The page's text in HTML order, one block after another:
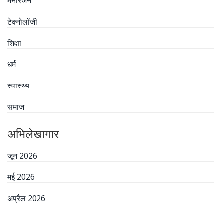
टेक्नोलॉजी
शिक्षा
धर्म
स्वास्थ्य
समाज
अभिलेखागार
जून 2026
मई 2026
अप्रैल 2026